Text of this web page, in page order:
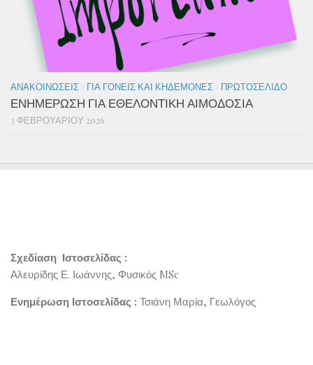
ΑΝΑΚΟΙΝΏΣΕΙΣ / ΓΙΑ ΓΟΝΕΊΣ ΚΑΙ ΚΗΔΕΜΌΝΕΣ / ΠΡΩΤΟΣΈΛΙΔΟ
ΕΝΗΜΕΡΩΣΗ ΓΙΑ ΕΘΕΛΟΝΤΙΚΗ ΑΙΜΟΔΟΣΙΑ
3 ΦΕΒΡΟΥΑΡΊΟΥ 2026
Σχεδίαση Ιστοσελίδας :
Αλευρίδης Ε. Ιωάννης, Φυσικός MSc
Ενημέρωση Ιστοσελίδας : Τσιάνη Μαρία, Γεωλόγος